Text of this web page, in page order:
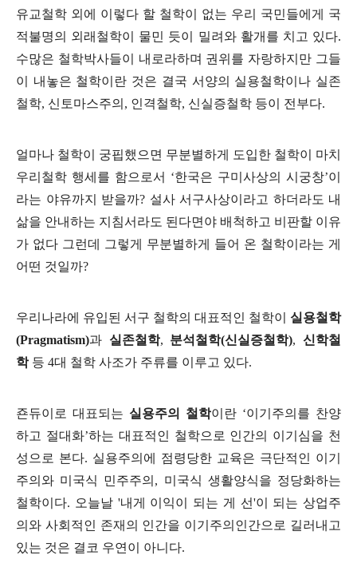
유교철학 외에 이렇다 할 철학이 없는 우리 국민들에게 국
적불명의 외래철학이 물민 듯이 밀려와 활개를 치고 있다.
수많은 철학박사들이 내로라하며 권위를 자랑하지만 그들
이 내놓은 철학이란 것은 결국 서양의 실용철학이나 실존
철학, 신토마스주의 , 인격철학, 신실증철학 등이 전부다.
얼마나 철학이 궁핍했으면 무분별하게 도입한 철학이 마치
우리철학 행세를 함으로서 ‘한국은 구미사상의 시궁창’이
라는 야유까지 받을까? 설사 서구사상이라고 하더라도 내
삶을 안내하는 지침서라도 된다면야 배척하고 비판할 이유
가 없다 그런데 그렇게 무분별하게 들어 온 철학이라는 게
어떤 것일까?
우리나라에 유입된 서구 철학의 대표적인 철학이 실용철학
(Pragmatism)과 실존철학, 분석철학(신실증철학),신학철
학 등 4대 철학 사조가 주류를 이루고 있다.
죤듀이로 대표되는 실용주의 철학이란 ‘이기주의를 찬양
하고 절대화’하는 대표적인 철학으로 인간의 이기심을 천
성으로 본다. 실용주의에 점령당한 교육은 극단적인 이기
주의와 미국식 민주주의 , 미국식 생활양식을 정당화하는
철학이다. 오늘날 '내게 이익이 되는 게 선'이 되는 상업주
의와 사회적인 존재의 인간을 이기주의인간으로 길러내고
있는 것은 결코 우연이 아니다.